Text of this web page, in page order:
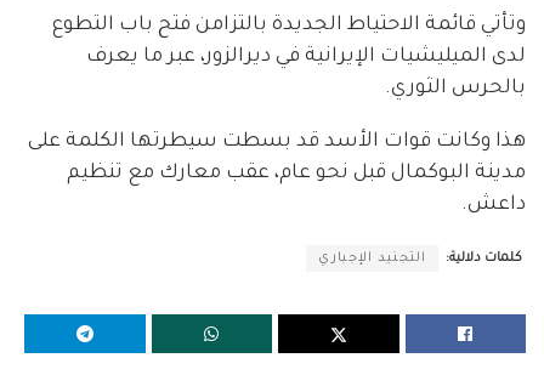
وتأتي قائمة الاحتياط الجديدة بالتزامن فتح باب التطوع
لدى الميليشيات الإيرانية في ديرالزور، عبر ما يعرف
بالحرس الثوري.
هذا وكانت قوات الأسد قد بسطت سيطرتها الكلمة على
مدينة البوكمال قبل نحو عام، عقب معارك مع تنظيم
داعش.
كلمات دلالية: التجنيد الإجباري